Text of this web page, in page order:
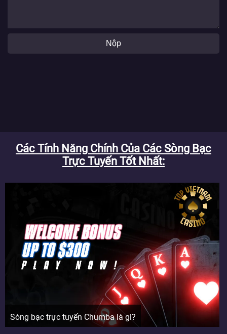
Các Tính Năng Chính Của Các Sòng Bạc
Trực Tuyến Tốt Nhất
Sòng bạc trực tuyến Chumba là gì?
Nộp